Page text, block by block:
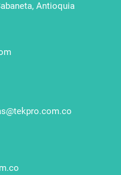
Antioquia